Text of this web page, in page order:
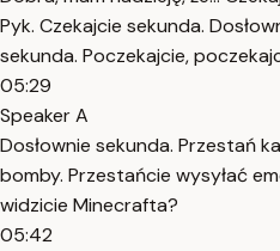
Pyk. Czekajcie sekunda.
sekunda. Poczekajcie,
05:29
Speaker A
Dosłownie sekunda. Przestań
bomby. Przestańcie wysyłać
widzicie Minecrafta?
05:42